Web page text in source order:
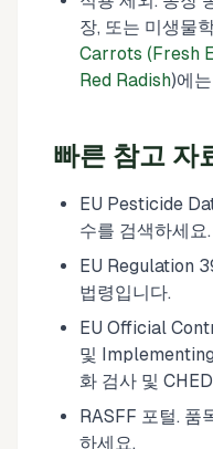
장, 또는 미생물
Carrots (Fresh
Red Radish)에
빠른 참고 자
EU Pesticide
수를 검색하세요.
EU Regulation
법령입니다.
EU Official
및
화 검사 및
RASFF 포털. 품
하세요.